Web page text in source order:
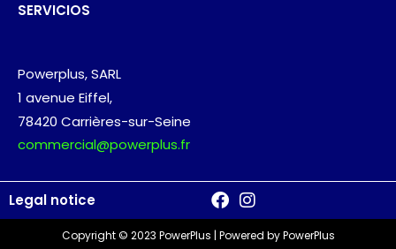
SERVICIOS
Powerplus, SARL
1 avenue Eiffel,
78420 Carrières-sur-Seine
commercial@powerplus.fr​
Legal notice
Copyright © 2023 PowerPlus | Powered by PowerPlus